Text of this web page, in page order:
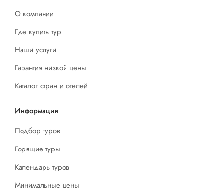
О компании
Где купить тур
Наши услуги
Гарантия низкой цены
Каталог стран и отелей
Информация
Подбор туров
Горящие туры
Календарь туров
Минимальные цены